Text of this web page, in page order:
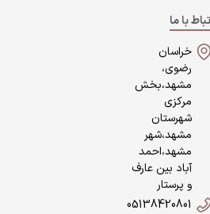
با ما
خراسان
رضوی،
مشهد،بخش
مرکزی
شهرستان
مشهد،شهر
مشهد،احمد
آباد بین عارف
و پرستار
05138420801